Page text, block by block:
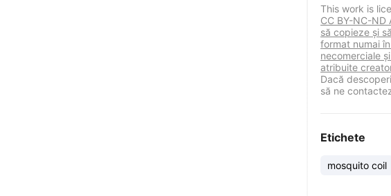
This work is
CC BY-NC-
să copieze și
format numai
necomerciale
atribuite
Dacă
să ne
Etichete
mosquito coil